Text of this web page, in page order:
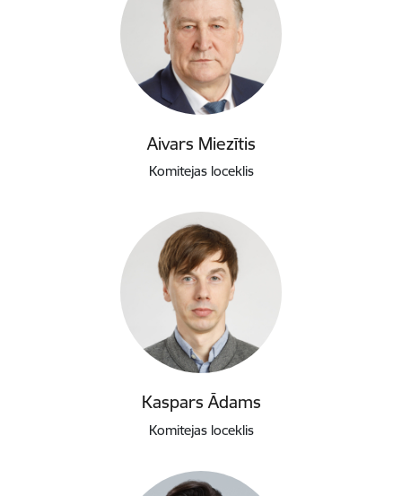
Aivars Miezītis
Komitejas loceklis
Kaspars Ādams
Komitejas loceklis